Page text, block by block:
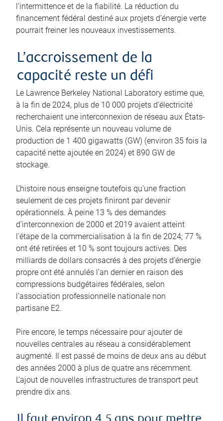
l’intermittence et de la fiabilité. La réduction du
financement fédéral destiné aux projets d’énergie verte
pourrait freiner les nouveaux investissements.
L’accroissement de la
capacité reste un défi
Le Lawrence Berkeley National Laboratory estime que,
à la fin de 2024, plus de 10 000 projets d’électricité
recherchaient une interconnexion de réseau aux États-
Unis. Cela représente un nouveau volume de
production de 1 400 gigawatts (GW) (environ 35 fois la
capacité nette ajoutée en 2024) et 890 GW de
stockage.
L’histoire nous enseigne toutefois qu’une fraction
seulement de ces projets finiront par devenir
opérationnels. À peine 13 % des demandes
d’interconnexion de 2000 et 2019 avaient atteint
l’étape de la commercialisation à la fin de 2024; 77 %
ont été retirées et 10 % sont toujours actives. Des
milliards de dollars consacrés à des projets d’énergie
propre ont été annulés l’an dernier en raison des
compressions budgétaires fédérales, selon
l’association professionnelle nationale non
partisane E2.
Pire encore, le temps nécessaire pour ajouter de
nouvelles centrales au réseau a considérablement
augmenté. Il est passé de moins de deux ans au début
des années 2000 à plus de quatre ans récemment.
L’ajout de nouvelles infrastructures de transport peut
prendre dix ans.